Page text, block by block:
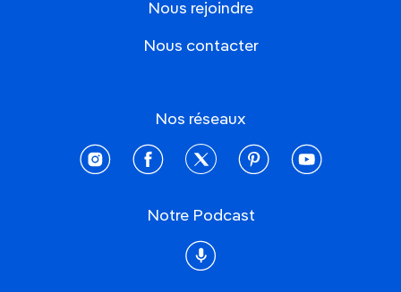
Nous rejoindre
Nous contacter
Nos réseaux
instagramfacebooktwitter pinterestyoutube
Notre Podcast
Podcast